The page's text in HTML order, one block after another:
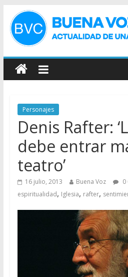
Personajes
Denis Rafter:
debe entrar
teatro’
16 julio, 2013 Buena Voz 0
espiritualidad, Iglesia, rafter,